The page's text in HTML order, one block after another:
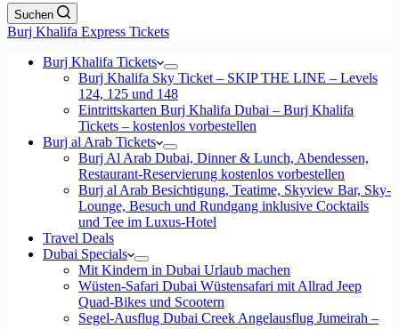
Suchen
Burj Khalifa Express Tickets
Burj Khalifa Tickets
Burj Khalifa Sky Ticket – SKIP THE LINE – Levels
124, 125 und 148
Eintrittskarten Burj Khalifa Dubai – Burj Khalifa
Tickets – kostenlos vorbestellen
Burj al Arab Tickets
Burj Al Arab Dubai, Dinner & Lunch, Abendessen,
Restaurant-Reservierung kostenlos vorbestellen
Burj al Arab Besichtigung, Teatime, Skyview Bar, Sky-
Lounge, Besuch und Rundgang inklusive Cocktails
und Tee im Luxus-Hotel
Travel Deals
Dubai Specials
Mit Kindern in Dubai Urlaub machen
Wüsten-Safari Dubai Wüstensafari mit Allrad Jeep
Quad-Bikes und Scootern
Segel-Ausflug Dubai Creek Angelausflug Jumeirah –